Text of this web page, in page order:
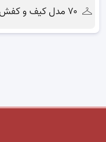
۷۰ مدل کیف و کفش شیک و جدید مناسب عید نوروز ۱۴۰۱